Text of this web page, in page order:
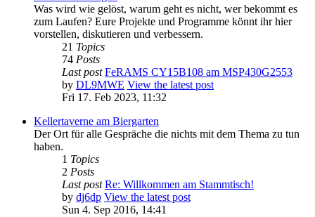
Was wird wie gelöst, warum geht es nicht, wer bekommt es
zum Laufen? Eure Projekte und Programme könnt ihr hier
vorstellen, diskutieren und verbessern.
21 Topics
74 Posts
Last post FeRAMS CY15B108 am MSP430G2553
by DL9MWE View the latest post
Fri 17. Feb 2023, 11:32
Kellertaverne am Biergarten
Der Ort für alle Gespräche die nichts mit dem Thema zu tun
haben.
1 Topics
2 Posts
Last post Re: Willkommen am Stammtisch!
by dj6dp View the latest post
Sun 4. Sep 2016, 14:41